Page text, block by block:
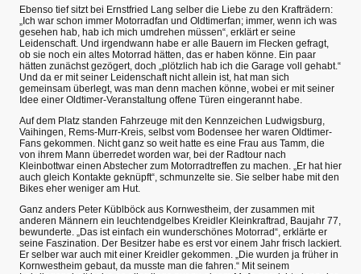
Ebenso tief sitzt bei Ernstfried Lang selber die Liebe zu den Krafträdern:
„Ich war schon immer Motorradfan und Oldtimerfan; immer, wenn ich was
gesehen hab, hab ich mich umdrehen müssen“, erklärt er seine
Leidenschaft. Und irgendwann habe er alle Bauern im Flecken gefragt,
ob sie noch ein altes Motorrad hätten, das er haben könne. Ein paar
hätten zunächst gezögert, doch „plötzlich hab ich die Garage voll gehabt.“
Und da er mit seiner Leidenschaft nicht allein ist, hat man sich
gemeinsam überlegt, was man denn machen könne, wobei er mit seiner
Idee einer Oldtimer-Veranstaltung offene Türen eingerannt habe.
Auf dem Platz standen Fahrzeuge mit den Kennzeichen Ludwigsburg,
Vaihingen, Rems-Murr-Kreis, selbst vom Bodensee her waren Oldtimer-
Fans gekommen. Nicht ganz so weit hatte es eine Frau aus Tamm, die
von ihrem Mann überredet worden war, bei der Radtour nach
Kleinbottwar einen Abstecher zum Motorradtreffen zu machen. „Er hat hier
auch gleich Kontakte geknüpft“, schmunzelte sie. Sie selber habe mit den
Bikes eher weniger am Hut.
Ganz anders Peter Küblböck aus Kornwestheim, der zusammen mit
anderen Männern ein leuchtendgelbes Kreidler Kleinkraftrad, Baujahr 77,
bewunderte. „Das ist einfach ein wunderschönes Motorrad“, erklärte er
seine Faszination. Der Besitzer habe es erst vor einem Jahr frisch lackiert.
Er selber war auch mit einer Kreidler gekommen. „Die wurden ja früher in
Kornwestheim gebaut, da musste man die fahren.“ Mit seinem